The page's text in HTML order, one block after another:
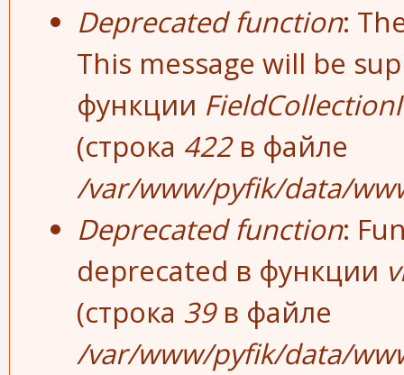
Deprecated function:
This message will be
функции
(строка 422в файле
/var/www/pyfik/data/
Deprecated function:
deprecated в функции
(строка 39в файле
/var/www/pyfik/data/